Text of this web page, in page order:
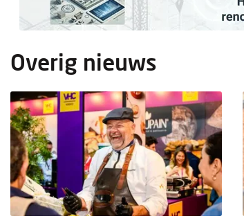
Overig nieuws